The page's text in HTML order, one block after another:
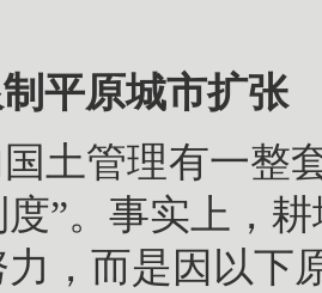
平原城市扩张
土管理有一整
”。事实上，
，而是因以下